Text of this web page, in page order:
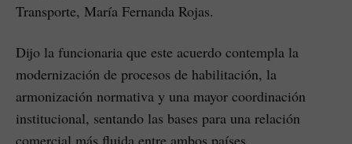
Transporte, María Fernanda Rojas.
Dijo la funcionaria que este acuerdo contempla la
modernización de procesos de habilitación, la
armonización normativa y una mayor coordinación
institucional, sentando las bases para una relación
comercial más fluida entre ambos países.